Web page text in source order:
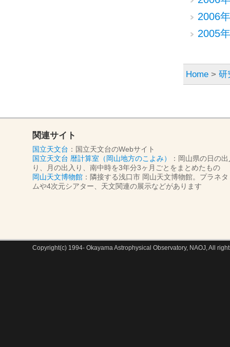
2006
2005
Home > 研
関連サイト
国立天文台 ：国立天文台のWebサイト
国立天文台 暦計算室（岡山地方のこよみ）
：岡山県の日の
り、月の出入り、南中時を3年分3ヶ月ごとをまとめたもの
岡山天文博物館 ：隣接する浅口市 岡山天文博物館。プラネタ
ムや4次元シアター、天文関連の展示などがあります
Copyright(c) 1994- Okayama Astrophysical Observatory, NAOJ, All